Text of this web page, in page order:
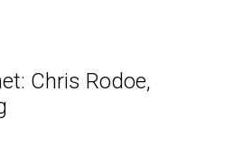
Chris Rodoe,